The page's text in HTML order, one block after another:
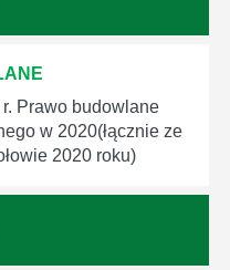
Prawo budowlane
w 2020(łącznie ze
2020 roku)